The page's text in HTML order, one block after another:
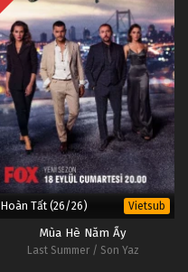
Hoàn Tất (26/26) Vietsub
Mùa Hè Năm Ấy
Last Summer / Son Yaz